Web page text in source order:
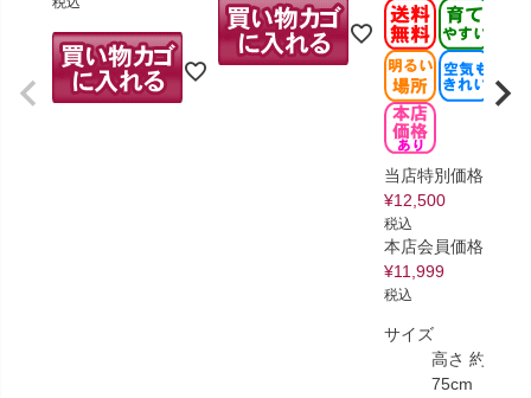
当店特別価格
¥12,500
税込
本店会員価格
¥11,999
税込
サイズ
高さ 約65～
75cm